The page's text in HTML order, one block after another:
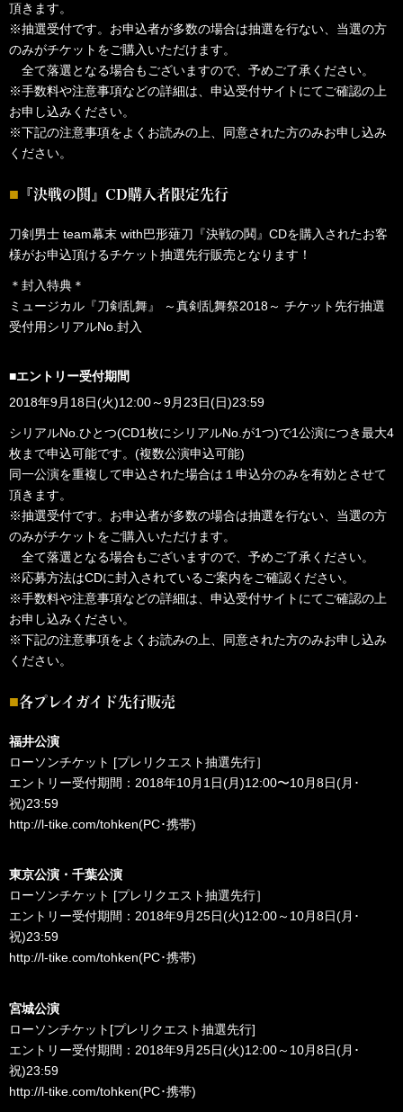
頂きます。
※抽選受付です。お申込者が多数の場合は抽選を行ない、当選の方
のみがチケットをご購入いただけます。
全て落選となる場合もございますので、予めご了承ください。
※手数料や注意事項などの詳細は、申込受付サイトにてご確認の上
お申し込みください。
※下記の注意事項をよくお読みの上、同意された方のみお申し込み
ください。
『決戦の鬨』CD購入者限定先行
刀剣男士 team幕末 with巴形薙刀『決戦の鬨』CDを購入されたお客
様がお申込頂けるチケット抽選先行販売となります！
＊封入特典＊
ミュージカル『刀剣乱舞』 ～真剣乱舞祭2018～ チケット先行抽選
受付用シリアルNo.封入
■エントリー受付期間
2018年9月18日(火)12:00～9月23日(日)23:59
シリアルNo.ひとつ(CD1枚にシリアルNo.が1つ)で1公演につき最大4
枚まで申込可能です。(複数公演申込可能)
同一公演を重複して申込された場合は１申込分のみを有効とさせて
頂きます。
※抽選受付です。お申込者が多数の場合は抽選を行ない、当選の方
のみがチケットをご購入いただけます。
全て落選となる場合もございますので、予めご了承ください。
※応募方法はCDに封入されているご案内をご確認ください。
※手数料や注意事項などの詳細は、申込受付サイトにてご確認の上
お申し込みください。
※下記の注意事項をよくお読みの上、同意された方のみお申し込み
ください。
各プレイガイド先行販売
福井公演
ローソンチケット [プレリクエスト抽選先行］
エントリー受付期間：2018年10⽉1⽇(月)12:00〜10⽉8⽇(月･
祝)23:59
http://l-tike.com/tohken(PC･携帯)
東京公演・千葉公演
ローソンチケット [プレリクエスト抽選先行］
エントリー受付期間：2018年9月25日(火)12:00～10月8日(月･
祝)23:59
http://l-tike.com/tohken(PC･携帯)
宮城公演
ローソンチケット[プレリクエスト抽選先行]
エントリー受付期間：2018年9月25日(火)12:00～10月8日(月･
祝)23:59
http://l-tike.com/tohken(PC･携帯)